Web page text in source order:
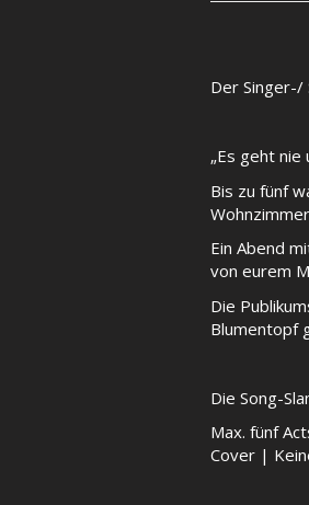
Der
„Es geht nie
Bis zu fünf
Ein Abend
von eurem
Die
Blumentopf
Die Song-
Max. fünf
Cover |